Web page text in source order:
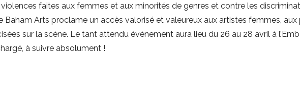
faites aux femmes et aux minorités de genres et contre les
Baham Arts proclame un accès valorisé et valeureux aux artistes femmes, aux
sur la scène. Le tant attendu évènement aura lieu du 26 au 28 avril à
à suivre absolument !